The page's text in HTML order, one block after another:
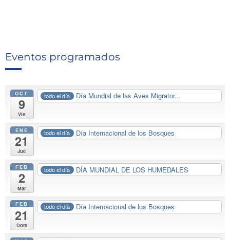
Eventos programados
OCT
9
Vie
todo el día Día Mundial de las Aves Migrator...
ENE
21
Jue
todo el día Día Internacional de los Bosques
FEB
2
Mar
todo el día DÍA MUNDIAL DE LOS HUMEDALES
FEB
21
Dom
todo el día Día Internacional de los Bosques